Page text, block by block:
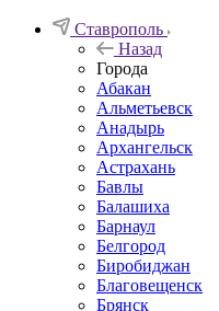
Ставрополь
Назад
Города
Абакан
Альметьевск
Анадырь
Архангельск
Астрахань
Бавлы
Балашиха
Барнаул
Белгород
Биробиджан
Благовещенск
Брянск